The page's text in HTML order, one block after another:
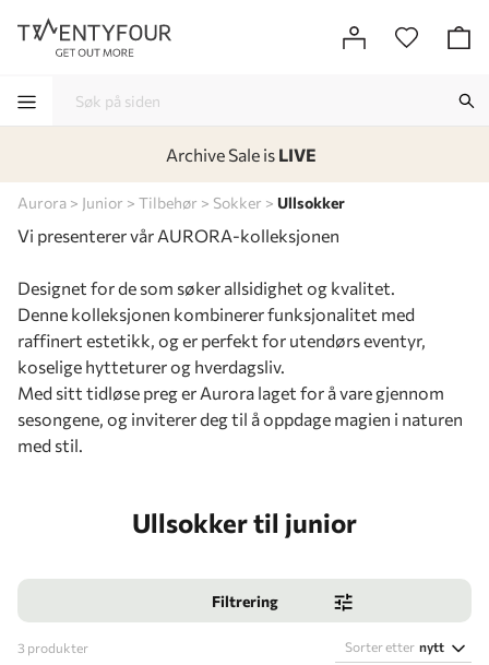
Aurora Junior Tilbehør Sokker Ullsokker
Vi presenterer vår AURORA-kolleksjonen
Designet for de som søker allsidighet og kvalitet.
Denne kolleksjonen kombinerer funksjonalitet med
raffinert estetikk, og er perfekt for utendørs eventyr,
koselige hytteturer og hverdagsliv.
Med sitt tidløse preg er Aurora laget for å vare gjennom
sesongene, og inviterer deg til å oppdage magien i naturen
med stil.
Ullsokker til junior
Filtrering
3 produkter Sorter etter nytt
Archive Sale is LIVE
-
-
-
-